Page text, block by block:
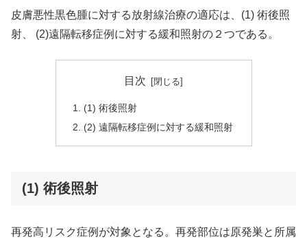
皮膚悪性黒色腫に対する放射線治療の適応は、(1) 術後照
射、 (2)遠隔転移症例に対する緩和照射の２つである。
目次
(1) 術後照射
(2) 遠隔転移症例に対する緩和照射
(1) 術後照射
再発高リスク症例が対象となる。再発部位は原発巣と所属